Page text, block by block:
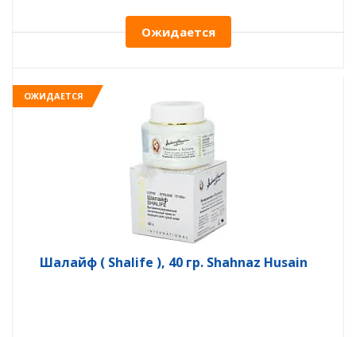
Ожидается
ОЖИДАЕТСЯ
Шалайф ( Shalife ), 40 гр. Shahnaz Husain